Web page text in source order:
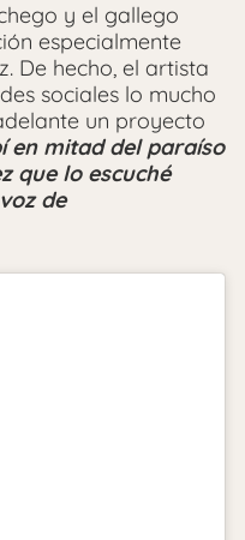
y el gallego
especialmente
De hecho, el artista
sociales lo mucho
un proyecto
en mitad del paraíso
que lo escuché
de